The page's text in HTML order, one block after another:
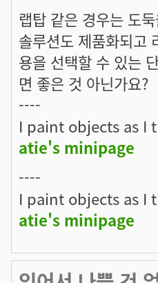
랩탑 같은 경우는 도
솔루션도 제품화되고
용을 선택할 수 있는
면 좋은 것 아닌가요?
----
I paint objects as I
atie's minipage
----
I paint objects as I
atie's minipage